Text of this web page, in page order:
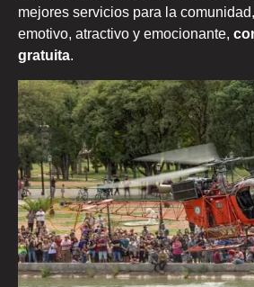
mejores servicios para la
emotivo, atractivo y emocionante,
gratuita.